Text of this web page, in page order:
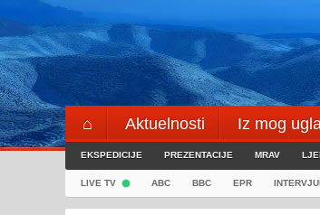
Skip
to
content
⌂ Aktuelnosti Iz mog
Blogeri
⌖
EKSPEDICIJE PREZENTACIJE MRAV
LIVE TV ABC BBC EPR INTERVJUI